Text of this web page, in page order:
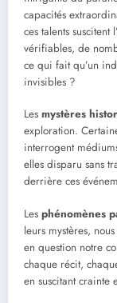
capacités
ces talents
vérifiables, de
ce qui fait qu’un
invisibles ?
Les mystères
exploration.
interrogent
elles disparu sans
derrière ces
Les phénomènes
leurs mystères,
en question notre
chaque récit,
en suscitant crainte